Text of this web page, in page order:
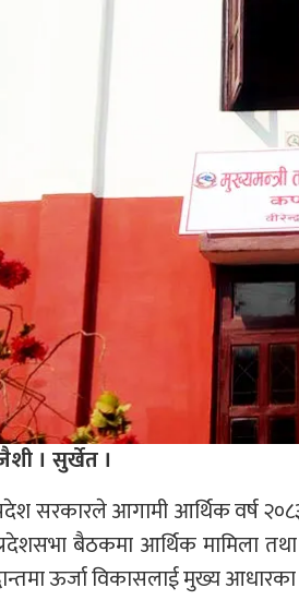
। सुर्खेत ।
सरकारले आगामी आर्थिक वर्ष
बैठकमा आर्थिक मामिला
ऊर्जा विकासलाई मुख्य